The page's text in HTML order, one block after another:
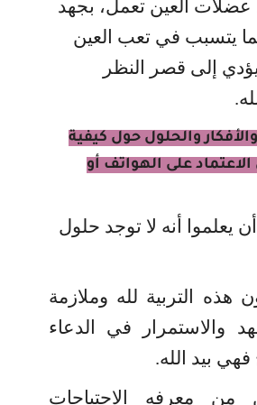
عضلات العين تعمل، بجهد
يتسبب في تعب العين
إلى قصر النظر
.
والحلول حول كيفية
على الهواتف أو
يعلموا أنه لا توجد حلول
التربية لله وملازمة
والاستمرار في الدعاء
فهي بيد الله.
من معرفه الاحتياجات